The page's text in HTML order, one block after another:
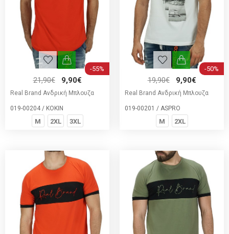
-55%
21,90€ 9,90€
Real Brand Ανδρική Μπλουζα
019-00204 / ΚΟΚΙΝ
M 2XL 3XL
-50%
19,90€ 9,90€
Real Brand Ανδρική Μπλουζα
019-00201 / ASPRO
M 2XL